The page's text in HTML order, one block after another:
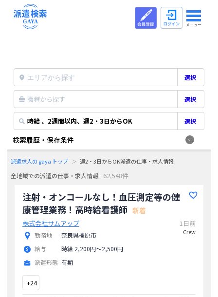
メニュー
選択
職種から探す 選択
時給 、2週間以内、週2・3日からOK 選択
検索履歴・保存条件
派遣求人の gaya トップ 週2・3日からOK派遣の仕事・求人情報
全地域での派遣の仕事・求人情報 62,548件
注射・オンコールなし！血圧測定等の健
康管理業務！高時給看護師 新着
株式会社サムアップ
勤務地
奈良県橿原市
給与
時給 2,200円〜2,500円
派遣形態 有期
1日前
Crew
+24